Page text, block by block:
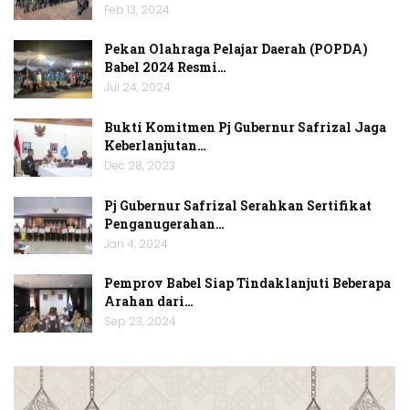
Feb 13, 2024
Pekan Olahraga Pelajar Daerah (POPDA)
Babel 2024 Resmi…
Jul 24, 2024
Bukti Komitmen Pj Gubernur Safrizal Jaga
Keberlanjutan…
Dec 28, 2023
Pj Gubernur Safrizal Serahkan Sertifikat
Penganugerahan…
Jan 4, 2024
Pemprov Babel Siap Tindaklanjuti Beberapa
Arahan dari…
Sep 23, 2024